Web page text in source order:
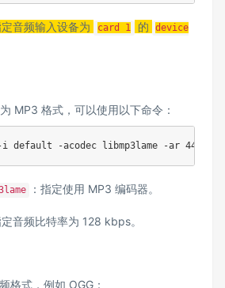
定音频输入设备为 card 1 的
device
MP3 格式，可以使用以下命令：
-acodec libmp3lame -ar 44100 -
：指定使用 MP3 编码器。
定音频比特率为 128 kbps。
格式，例如 OGG：